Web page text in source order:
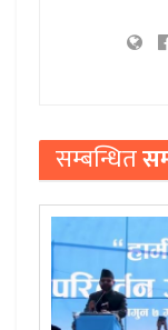
सम्बन्धित